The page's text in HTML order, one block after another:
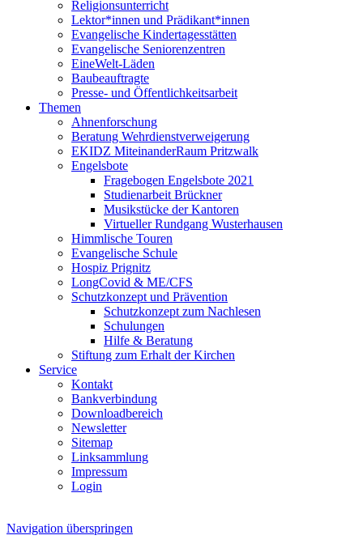
Religionsunterricht
Lektor*innen und Prädikant*innen
Evangelische Kindertagesstätten
Evangelische Seniorenzentren
EineWelt-Läden
Baubeauftragte
Presse- und Öffentlichkeitsarbeit
Themen
Ahnenforschung
Beratung Wehrdienstverweigerung
EKIDZ MiteinanderRaum Pritzwalk
Engelsbote
Fragebogen Engelsbote 2021
Studienarbeit Brückner
Musikstücke der Kantoren
Virtueller Rundgang Wusterhausen
Himmlische Touren
Evangelische Schule
Hospiz Prignitz
LongCovid & ME/CFS
Schutzkonzept und Prävention
Schutzkonzept zum Nachlesen
Schulungen
Hilfe & Beratung
Stiftung zum Erhalt der Kirchen
Service
Kontakt
Bankverbindung
Downloadbereich
Newsletter
Sitemap
Linksammlung
Impressum
Login
Navigation überspringen